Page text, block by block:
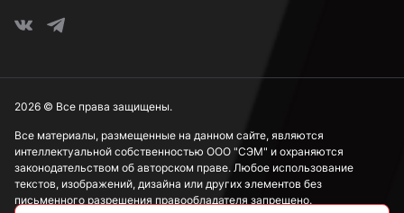
Под ключ 10 мм
Под ключ 15 мм
Все материалы, размещенные на данном сайте, являются
интеллектуальной собственностью ООО "СЭМ" и охраняются
законодательством об авторском праве. Любое использование
текстов, изображений, дизайна или других элементов без
письменного разрешения правообладателя запрещено.
2026 © Все права защищены.